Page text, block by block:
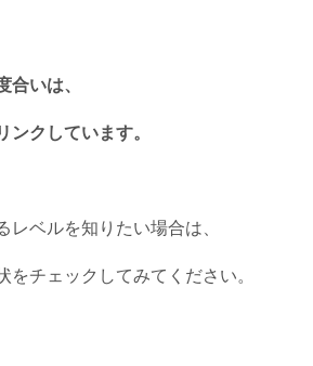
合いは、
ンクしています。
レベルを知りたい場合は、
をチェックしてみてください。